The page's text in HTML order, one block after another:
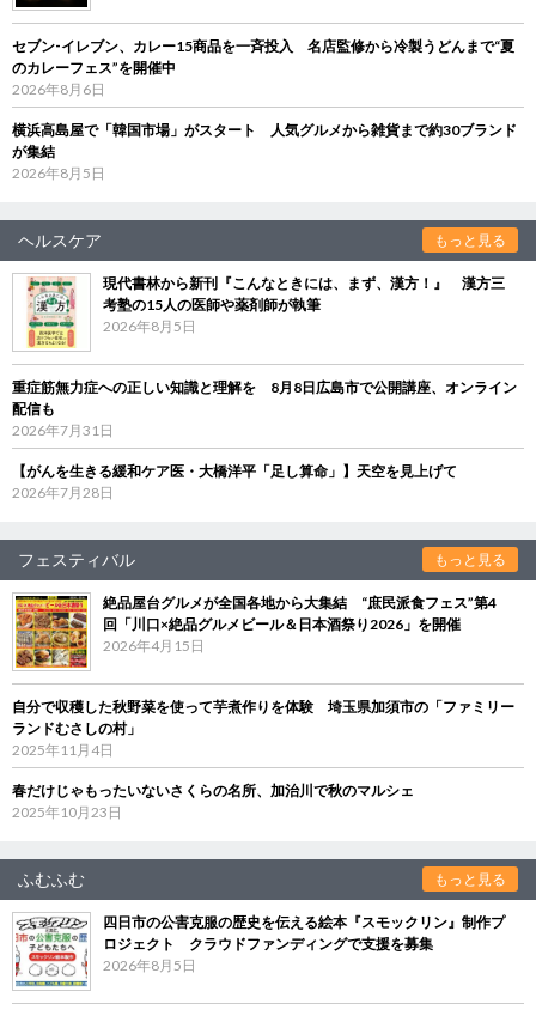
セブン‐イレブン、カレー15商品を一斉投入 名店監修から冷製うどんまで“夏
のカレーフェス”を開催中
2026年8月6日
横浜高島屋で「韓国市場」がスタート 人気グルメから雑貨まで約30ブランド
が集結
2026年8月5日
ヘルスケア もっと見る
現代書林から新刊『こんなときには、まず、漢方！』 漢方三
考塾の15人の医師や薬剤師が執筆
2026年8月5日
重症筋無力症への正しい知識と理解を 8月8日広島市で公開講座、オンライン
配信も
2026年7月31日
【がんを生きる緩和ケア医・大橋洋平「足し算命」】天空を見上げて
2026年7月28日
フェスティバル もっと見る
絶品屋台グルメが全国各地から大集結 “庶民派食フェス”第4
回「川口×絶品グルメビール＆日本酒祭り2026」を開催
2026年4月15日
自分で収穫した秋野菜を使って芋煮作りを体験 埼玉県加須市の「ファミリー
ランドむさしの村」
2025年11月4日
春だけじゃもったいないさくらの名所、加治川で秋のマルシェ
2025年10月23日
ふむふむ もっと見る
四日市の公害克服の歴史を伝える絵本『スモックリン』制作プ
ロジェクト クラウドファンディングで支援を募集
2026年8月5日